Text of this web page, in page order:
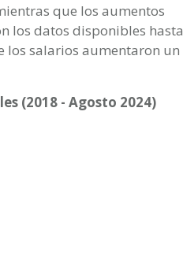
que los aumentos
los datos disponibles hasta
los salarios aumentaron un
(2018 - Agosto 2024)